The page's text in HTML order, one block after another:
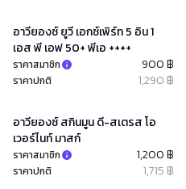
อาวียองซ์ ยูวี เอกซ์เพิร์ท 5 อิน 1
เอส พี เอฟ 50+ พีเอ ++++
ราคาสมาชิก 900 ฿
ราคาปกติ 1,290 ฿
อาวียองซ์ สกินมูน ดี-สเตรส โอ
เวอร์ไนท์ มาสก์
ราคาสมาชิก 1,200 ฿
ราคาปกติ 1,715 ฿